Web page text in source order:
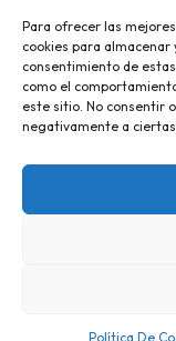
Para ofrecer las
cookies para
consentimiento de
como el
este sitio. No consentir
negativamente a
Política De
Tumor Cerebral,